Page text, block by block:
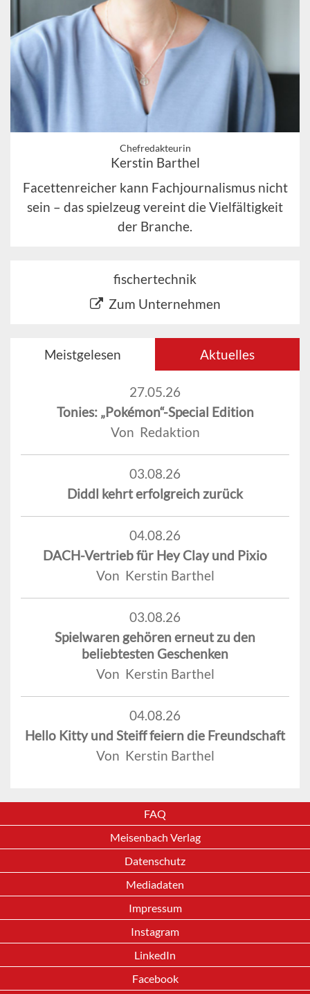
Chefredakteurin
Kerstin Barthel
Facettenreicher kann Fachjournalismus nicht
sein – das spielzeug vereint die Vielfältigkeit
der Branche.
fischertechnik
Zum Unternehmen
Meistgelesen Aktuelles
27.05.26
Tonies: „Pokémon“-Special Edition
Von Redaktion
03.08.26
Diddl kehrt erfolgreich zurück
04.08.26
DACH-Vertrieb für Hey Clay und Pixio
Von Kerstin Barthel
03.08.26
Spielwaren gehören erneut zu den
beliebtesten Geschenken
Von Kerstin Barthel
04.08.26
Hello Kitty und Steiff feiern die Freundschaft
Von Kerstin Barthel
FAQ
Meisenbach Verlag
Datenschutz
Mediadaten
Impressum
Instagram
LinkedIn
Facebook